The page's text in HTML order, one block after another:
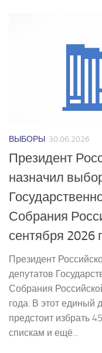
ВЫБОРЫ 30.06.2026
Президент
назначил
Собрания
сентября 2026
Президент
депутатов
Собрания
года. В этот единый
предстоит избрать
спискам и ещё...